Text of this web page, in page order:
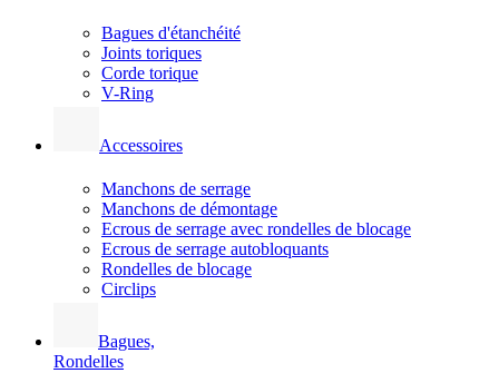
Bagues d'étanchéité
Joints toriques
Corde torique
V-Ring
Accessoires
Manchons de serrage
Manchons de démontage
Ecrous de serrage avec rondelles de blocage
Ecrous de serrage autobloquants
Rondelles de blocage
Circlips
Bagues,
Rondelles